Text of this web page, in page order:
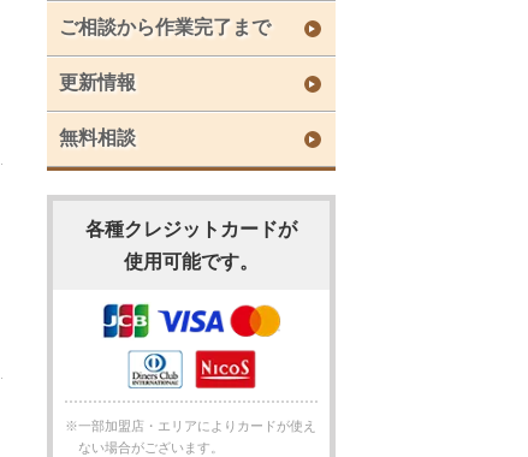
ご相談から作業完了まで
更新情報
無料相談
各種クレジットカードが
使用可能です。
※一部加盟店・エリアによりカードが使え
ない場合がございます。